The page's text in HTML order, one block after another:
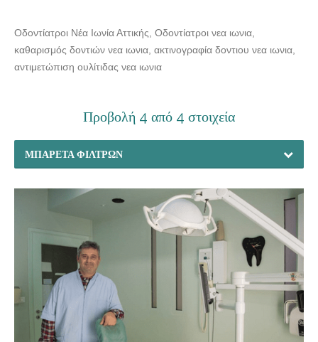
Οδοντίατροι Νέα Ιωνία Αττικής, Οδοντίατροι νεα ιωνια,
καθαρισμός δοντιών νεα ιωνια, ακτινογραφία δοντιου νεα ιωνια,
αντιμετώπιση ουλίτιδας νεα ιωνια
Προβολή 4 από 4 στοιχεία
ΜΠΑΡΈΤΑ ΦΊΛΤΡΩΝ